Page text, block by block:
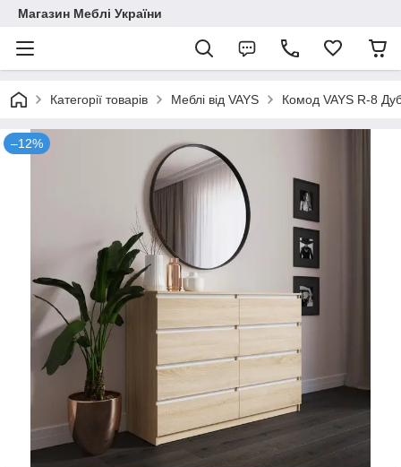
Магазин Меблі України
Категорії товарів Меблі від VAYS Комод VAYS R-8
–12%